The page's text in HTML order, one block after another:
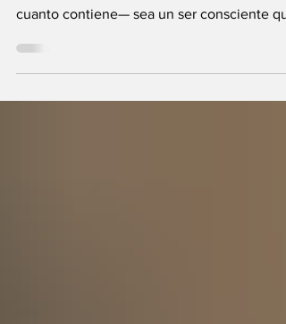
Universo?
Durante milenios sabios y científicos
vislumbraron que el Universo —con todo